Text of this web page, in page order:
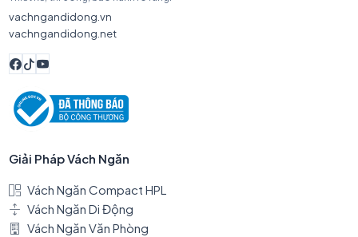
vachngandidong.vn
vachngandidong.net
Giải Pháp Vách Ngăn
Vách Ngăn Compact HPL
Vách Ngăn Di Động
Vách Ngăn Văn Phòng